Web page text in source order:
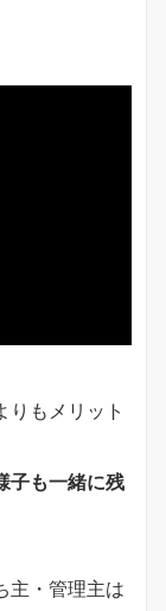
りもメリット
子も一緒に残
主・管理主は